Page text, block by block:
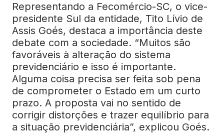
Representando a Fecomércio-SC, o vice-
presidente Sul da entidade, Tito Lívio de
Assis Goés, destaca a importância deste
debate com a sociedade. “Muitos são
favoráveis à alteração do sistema
previdenciário e isso é importante.
Alguma coisa precisa ser feita sob pena
de comprometer o Estado em um curto
prazo. A proposta vai no sentido de
corrigir distorções e trazer equilíbrio para
a situação previdenciária”, explicou Goés.